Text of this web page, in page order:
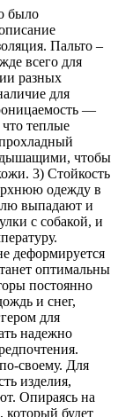
было
Пальто –
всего для
разных
для
—
теплые
дышащими, чтобы
3) Стойкость
одежду в
выпадают и
с собакой, и
деформируется
оптимальны
постоянно
и снег,
для
надежно
своему. Для
изделия,
Опираясь на
который будет